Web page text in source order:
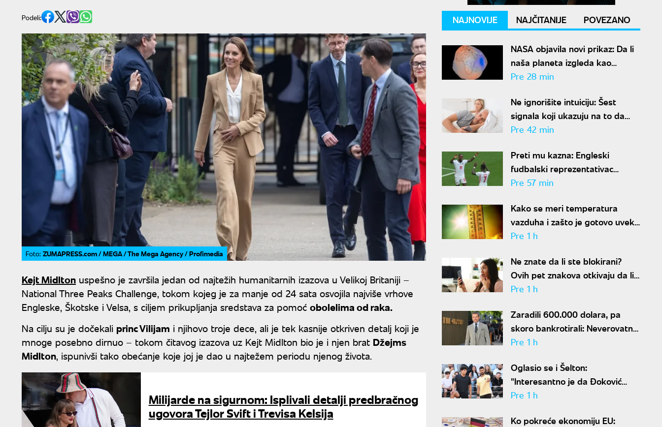
Podeli:
Foto: ZUMAPRESS.com / MEGA / The Mega Agency / Profimedia
Kejt Midlton uspešno je završila jedan od najtežih humanitarnih izazova u Velikoj Britaniji –
National Three Peaks Challenge, tokom kojeg je za manje od 24 sata osvojila najviše vrhove
Engleske, Škotske i Velsa, s ciljem prikupljanja sredstava za pomoć obolelima od raka.
Na cilju su je dočekali princ Vilijam i njihovo troje dece, ali je tek kasnije otkriven detalj koji je
mnoge posebno dirnuo – tokom čitavog izazova uz Kejt Midlton bio je i njen brat Džejms
Midlton, ispunivši tako obećanje koje joj je dao u najtežem periodu njenog života.
Milijarde na sigurnom: Isplivali detalji predbračnog
ugovora Tejlor Svift i Trevisa Kelsija
NAJNOVIJE NAJČITANIJE POVEZANO
NASA objavila novi prikaz: Da li
naša planeta izgleda kao
krompir ili kao plavi kliker?
Pre 28 min
Ne ignorišite intuiciju: Šest
signala koji ukazuju na to da
partner krije aferu
Pre 42 min
Preti mu kazna: Engleski
fudbalski reprezentativac
optužen za napad u noćnom
Pre 57 min
Kako se meri temperatura
vazduha i zašto je gotovo uvek
niža od one koju pokazuju naši
Pre 1 h
Ne znate da li ste blokirani?
Ovih pet znakova otkivaju da li
se nalazite na nečijoj "crnoj listi"
Pre 1 h
Zaradili 600.000 dolara, pa
skoro bankrotirali: Neverovatna
ispovest Meta Dejmona o paklu
Pre 1 h
Oglasio se i Šelton:
"Interesantno je da Đoković
predlaže skraćenje mečeva..."
Pre 1 h
Ko pokreće ekonomiju EU: